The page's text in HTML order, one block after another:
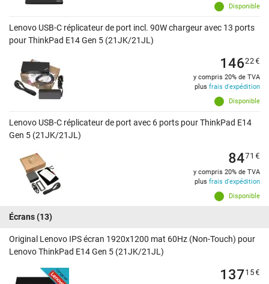
Disponible
Lenovo USB-C réplicateur de port incl. 90W chargeur avec 13 ports
pour ThinkPad E14 Gen 5 (21JK/21JL)
Disponible
14622€
y compris 20% de TVA
plus frais d'expédition
Lenovo USB-C réplicateur de port avec 6 ports pour ThinkPad E14
Gen 5 (21JK/21JL)
Disponible
8471 €
y compris 20% de TVA
plus frais d'expédition
Écrans(13)
Original Lenovo IPS écran 1920x1200 mat 60Hz (Non-Touch) pour
Lenovo ThinkPad E14 Gen 5 (21JK/21JL)
13715€